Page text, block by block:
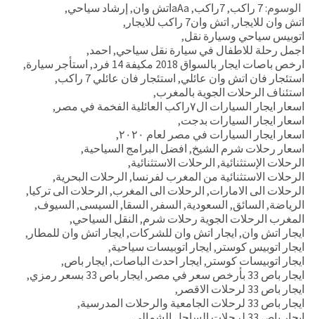
الوسوم: 7 راكب ,7راكب , aAaاتش وان , إرشاد سياحي,
اتش وان للايجار , اتش وان7 راكب للايجار
,
اتوبيس سياحي وسيارة نقل,
اجمل رحلة للاطفال في سيارة نقل سياحي, احمد,
ارخص باصات ايجار بالسواق 2018 مكيفة 14 فرد
, استأجر سيارة,
استئجار فان اتش وان عائلي, استئجار فان عائلي 7 راكب
,
استئناف الرحلات الجوية بالمغرب,
اسعار ايجار السيارات ال٧راكب العائلية الفخمة في مصر
,
اسعار ايجار السيارات بدجت,
اسعار ايجار السيارات في مصر لعام ٢٠٢٠
,
اسعار رحلات شرم الشيخ, افضل البرامج السياحية,
الرحلات الإستثنائية, الرحلات الاستثنائية,
الرحلات الاستثنائية من المغرب لفرنسا, الرحلات البحرية,
الرحلات الى الامارات, الرحلات الى المغرب, الرحلات الى تركيا,
الرياضة, السائق, السعودية, السفر , السقا, السيسى, السيوف,
المغرب الرحلات الجوية رحلات شرم, النقل السياحي,
ايجار اتش وان, ايجار اتش وان للشركات, ايجار اتش وان للمطار ,
ايجار اتوبيس كوستر , ايجار اتوبيسات سياحية,
ايجار اتوبيسات كوستر , ايجار احدث الباصات, ايجار باص,
ايجار باص 33 بأرخص سعر في مصر
, ايجار باص 33 بسعر رمزي
,
ايجار باص 33 لرحلات الاقصر
,
ايجار باص 33 لرحلات الجامعية والرحلات المدرسية
,